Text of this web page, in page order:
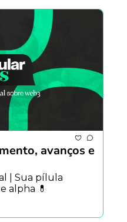
avanços e
| Sua pílula
alpha 💊